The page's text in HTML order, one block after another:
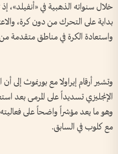
خلال سنواته الذهبية في «أنفيلد»،
بداية على التحرك من دون كرة،
واستعادة الكرة في مناطق متقدمة
وتشير أرقام إيراولا مع بورنموث إلى
الإنجليزي تسديداً على المرمى بعد
وهو ما يعد مؤشراً واضحاً على
مع كلوب في السابق.